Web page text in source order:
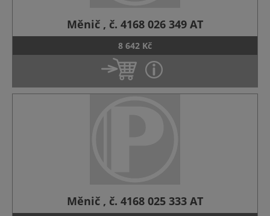
Měnič , č. 4168 026 349 AT
8 642 Kč
Měnič , č. 4168 025 333 AT